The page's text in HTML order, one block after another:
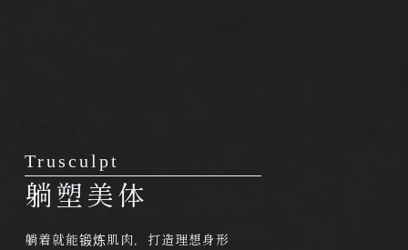
Trusculpt
躺塑美体
躺着就能锻炼肌肉，打造理想身形